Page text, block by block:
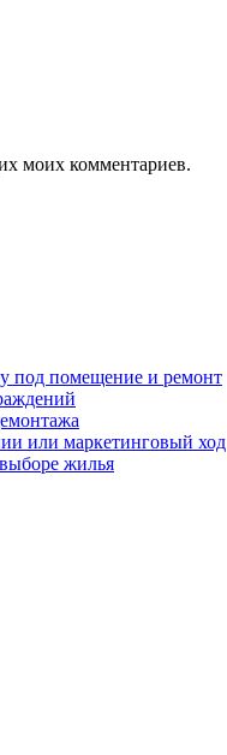
моих комментариев.
под помещение и ремонт
или маркетинговый ход
жилья